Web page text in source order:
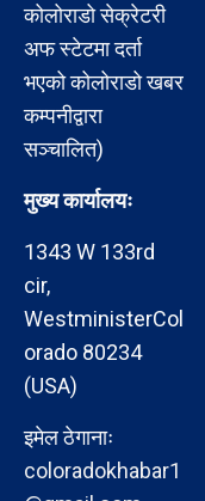
कोलोराडो सेक्रेटरी
अफ स्टेटमा दर्ता
भएको कोलोराडो खबर
कम्पनीद्वारा
सञ्चालित)
मुख्य कार्यालयः
1343 W 133rd
cir,
WestministerCol
orado 80234
(USA)
इमेल ठेगानाः
coloradokhabar1